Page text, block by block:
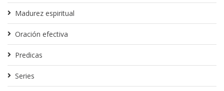
Madurez espiritual
Oración efectiva
Predicas
Series